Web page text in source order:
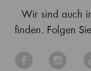
Wir sind auch
finden. Folgen